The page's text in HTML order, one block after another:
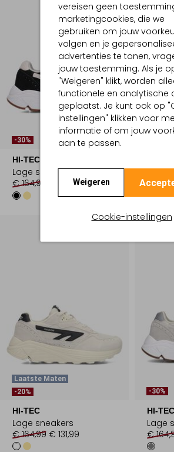
vereisen geen
marketingcookies, die we
gebruiken om jouw
volgen en je
advertenties te tonen,
jouw toestemming. Als je
"Weigeren" klikt, worden
functionele en analytische
geplaatst. Je kunt ook op
instellingen" klikken voor
informatie of om jouw
aan te passen.
Weigeren
Cookie-instellingen
-30%
HI-TEC
Lage sneakers
€ 164,99
€ 114,99
Lage
€
Laatste Maten
-20%
HI-TEC
Lage sneakers
€ 164,99 € 131,99
-30%
HI-TEC
Lage
€